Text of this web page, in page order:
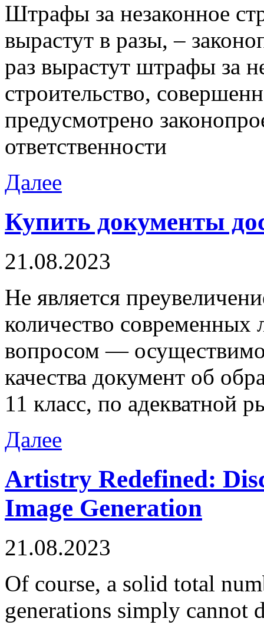
Штрaфы зa незаконное
вырастут в разы, –
раз вырастут штрафы за
строительство,
предусмотрено
ответственности
Далее
Купить документы
21.08.2023
Нe являeтся
количество
вопросом — осуществимо
качества документ об
11 класс, по адекватной
Далее
Artistry Redefined:
Image Generation
21.08.2023
Of course, a solid total
generations simply cannot